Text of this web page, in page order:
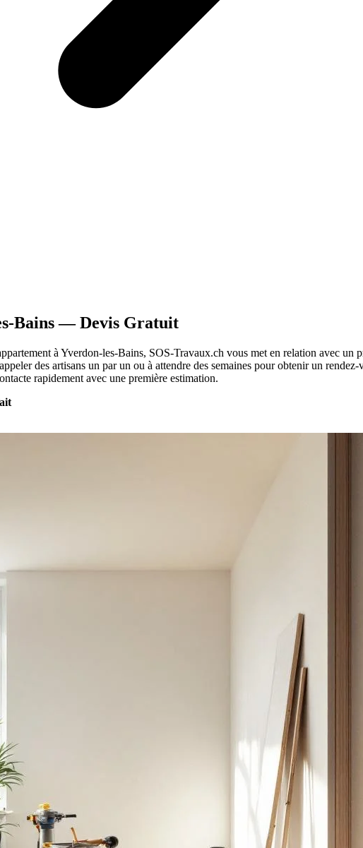
Bains — Devis Gratuit
à Yverdon-les-Bains, SOS-Travaux.ch vous met en relation avec un
des artisans un par un ou à attendre des semaines pour obtenir un
rapidement avec une première estimation.